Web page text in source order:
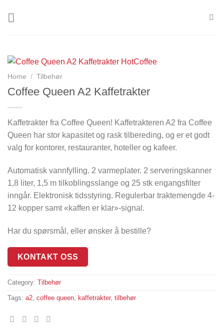
Home / Tilbehør
Coffee Queen A2 Kaffetrakter
Kaffetrakter fra Coffee Queen! Kaffetrakteren A2 fra Coffee
Queen har stor kapasitet og rask tilbereding, og er et godt
valg for kontorer, restauranter, hoteller og kafeer.
Automatisk vannfylling. 2 varmeplater. 2 serveringskanner
1,8 liter, 1,5 m tilkoblingsslange og 25 stk engangsfilter
inngår. Elektronisk tidsstyring. Regulerbar traktemengde 4-
12 kopper samt «kaffen er klar»-signal.
Har du spørsmål, eller ønsker å bestille?
KONTAKT OSS
Category: Tilbehør
Tags: a2 coffee queen kaffetrakter, tilbehør